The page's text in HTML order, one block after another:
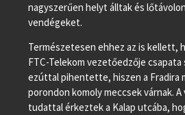
nagyszerűen helyt álltak és
vendégeket.
Természetesen ehhez az is kellett,
FTC-Telekom vezetőedzője
ezúttal pihentette, hiszen a Fradira
porondon komoly meccsek várnak. A
tudattal érkeztek a Kalap utcába,